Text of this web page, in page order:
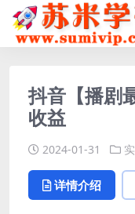
抖音【播剧
收益
2024-01-31
详情介绍